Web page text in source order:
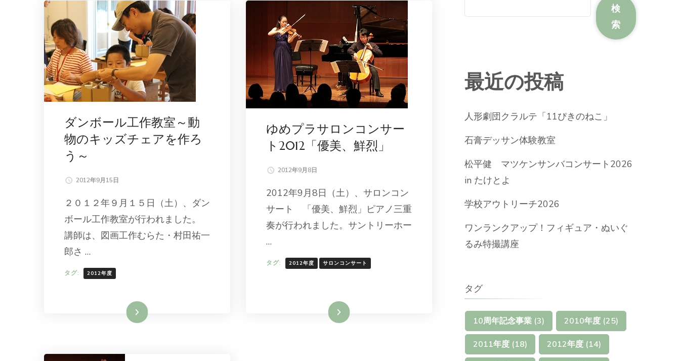
ダンボール工作教室～動
物のキッズチェアを作ろ
う～
2012年9月15日
２０１２年９月１５日（土）、ダン
ボール工作教室が行われました。
講師は、図画工作むらた・村田祐一
郎さ …
タグ: 2012年度
続きを読む
ゆめプラサロンコンサー
ト2012「優美、鮮烈」
2012年9月8日
2012年9月8日（土）、サロンコン
サート 「優美、鮮烈」ピアノ三重
奏が行われました。サントリーホー
…
タグ: 2012年度 サロンコンサート
続きを読む
検
索
最近の投稿
人形劇団クラルテ「11ぴきのねこ」
石膏デッサン体験教室
松平健 マツケンサンバコンサート2026
in たけとよ
学校アウトリーチ2026
ワンランクアップ！フィギュア・ぬいぐ
るみ特撮講座
タグ
10周年記念事業(3) 2010年度(25)
2011年度(18) 2012年度(14)